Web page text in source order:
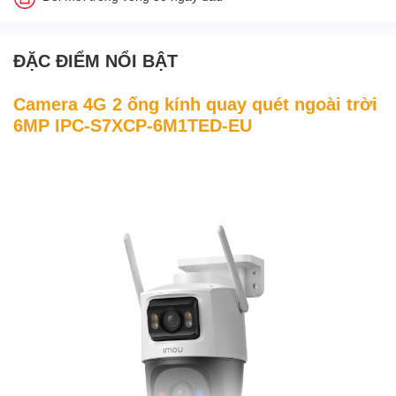
ĐẶC ĐIỂM NỔI BẬT
Camera 4G 2 ống kính quay quét ngoài trời
6MP IPC-S7XCP-6M1TED-EU